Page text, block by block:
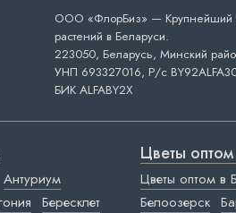
ООО «ФлорБиз» — Крупнейший
растений в Беларуси.
223050, Беларусь, Минский
УНП 693327016, Р/с
БИК ALFABY2X
Антуриум
Бересклет
Цветы
Цветы оптом в
Белоозерск